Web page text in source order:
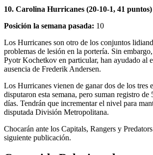
10. Carolina Hurricanes (20-10-1, 41 puntos)
Posición la semana pasada: 10
Los Hurricanes son otro de los conjuntos
problemas de lesión en la portería. Sin
Pyotr Kochetkov en particular, han ayudado al
ausencia de Frederik Andersen.
Los Hurricanes vienen de ganar dos de los tres
disputaron esta semana, pero suman registro de
días. Tendrán que incrementar el nivel para
disputada División Metropolitana.
Chocarán ante los Capitals, Rangers y
siguiente publicación.